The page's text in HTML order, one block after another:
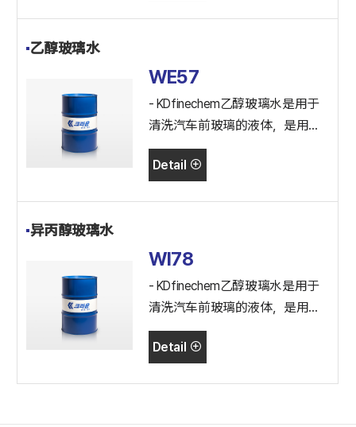
乙醇玻璃水
WE57
- KDfinechem乙醇玻璃水是用于
清洗汽车前玻璃的液体，是用乙
醇、表面活性剂、防金属腐蚀剂
制作的玻璃水。
Detail
异丙醇玻璃水
WI78
- KDfinechem乙醇玻璃水是用于
清洗汽车前玻璃的液体，是用乙
醇、表面活性剂、防金属腐蚀剂
制作的玻璃水。
Detail